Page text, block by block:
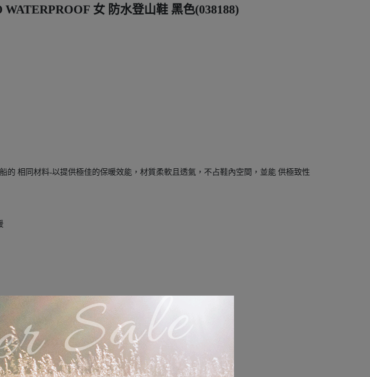
女 防水登山鞋 黑色(038188)
的 相同材料-以提供極佳的保暖效能，材質柔軟且透氣，不占鞋內空間，並能 供極致性